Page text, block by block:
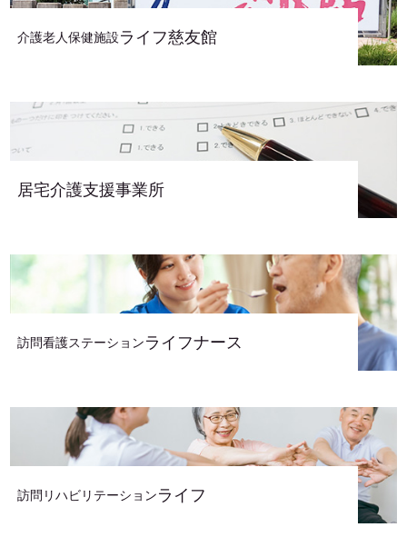
ー
シ
ン
介護老人保健施設ライフ慈友館
居宅介護支援事業所
訪問看護ステーションライフナース
訪問リハビリテーションライフ